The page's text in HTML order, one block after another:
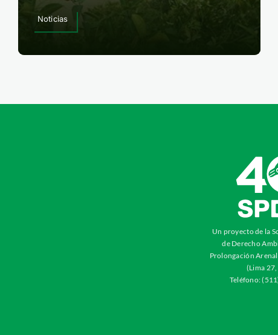
Noticias
Un proyecto de la
de Derecho
Prolongación
(Lima
Teléfono: